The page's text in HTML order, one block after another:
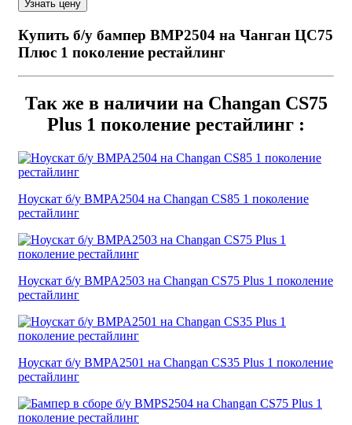
Купить б/у бампер BMP2504 на Чанган ЦС75
Плюс 1 поколение рестайлинг
Так же в наличии на Changan CS75
Plus 1 поколение рестайлинг :
Ноускат б/у BMPA2504 на Changan CS85 1 поколение
рестайлинг
Ноускат б/у BMPA2503 на Changan CS75 Plus 1 поколение
рестайлинг
Ноускат б/у BMPA2501 на Changan CS35 Plus 1 поколение
рестайлинг